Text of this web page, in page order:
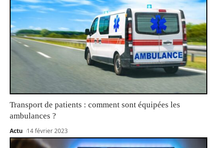
Transport de patients : comment sont équipées les
ambulances ?
Actu 14 février 2023